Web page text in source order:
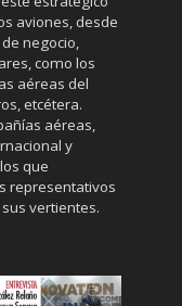
aviones, desde
negocio,
como los
aéreas del
etcétera.
aéreas,
y
que
representativos
vertientes.